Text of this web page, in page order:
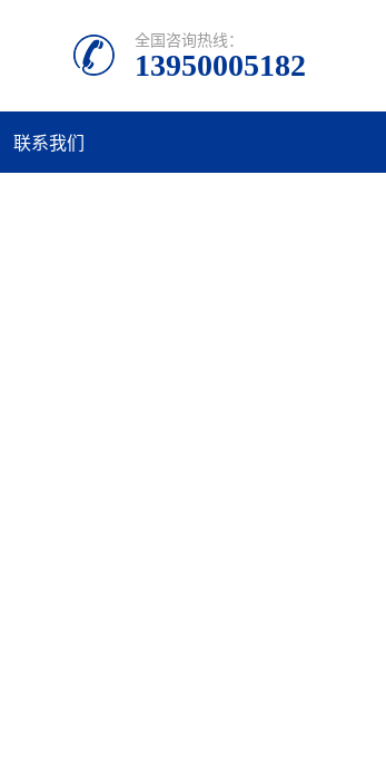
全国咨询热线：
13950005182
联系我们